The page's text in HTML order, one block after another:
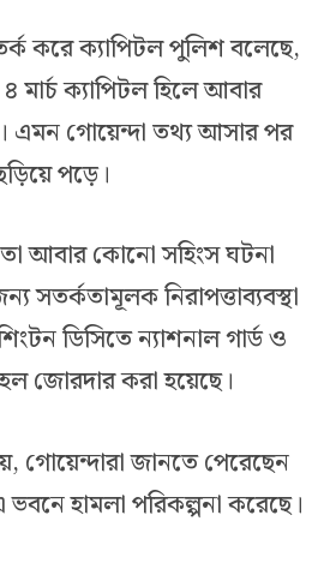
করে ক্যাপিটল পুলিশ বলেছে,
৪ মার্চ ক্যাপিটল হিলে আবার
এমন গোয়েন্দা তথ্য আসার পর
পড়ে।
আবার কোনো সহিংস ঘটনা
সতর্কতামূলক নিরাপত্তাব্যবস্থা
ডিসিতে ন্যাশনাল গার্ড ও
জোরদার করা হয়েছে।
গোয়েন্দারা জানতে পেরেছেন
হামলা পরিকল্পনা করেছে।